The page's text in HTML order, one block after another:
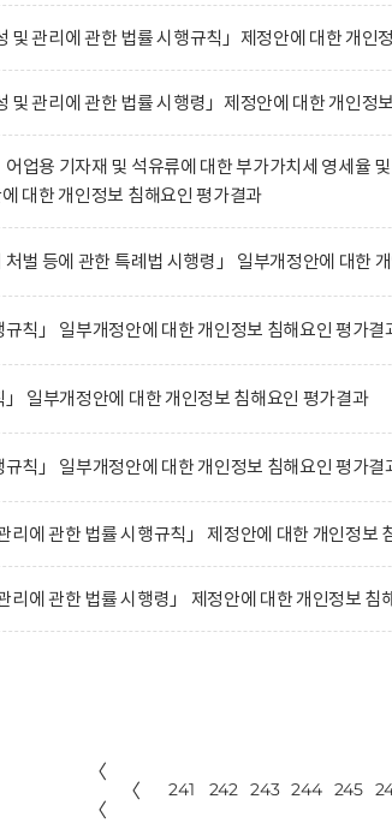
및 관리에 관한 법률 시행규칙」제정안에 대한 개인
및 관리에 관한 법률 시행령」제정안에 대한 개인정
어업용 기자재 및 석유류에 대한 부가가치세 영세율
대한 개인정보 침해요인 평가결과
처벌 등에 관한 특례법 시행령」 일부개정안에 대한
규칙」 일부개정안에 대한 개인정보 침해요인 평가결
」 일부개정안에 대한 개인정보 침해요인 평가결과
규칙」 일부개정안에 대한 개인정보 침해요인 평가결
리에 관한 법률 시행규칙」 제정안에 대한 개인정보
리에 관한 법률 시행령」 제정안에 대한 개인정보 침
〈
〈
〈 241 242 243 244 245